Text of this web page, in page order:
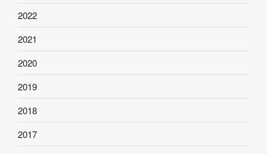
2022
2021
2020
2019
2018
2017